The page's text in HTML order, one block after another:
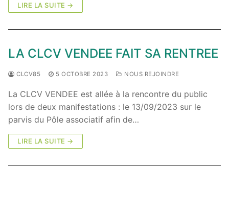
LIRE LA SUITE →
LA CLCV VENDEE FAIT SA RENTREE
CLCV85 5 OCTOBRE 2023 NOUS REJOINDRE
La CLCV VENDEE est allée à la rencontre du public
lors de deux manifestations : le 13/09/2023 sur le
parvis du Pôle associatif afin de…
LIRE LA SUITE →